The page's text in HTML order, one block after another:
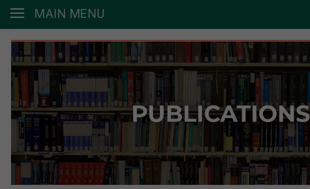
MAIN MENU